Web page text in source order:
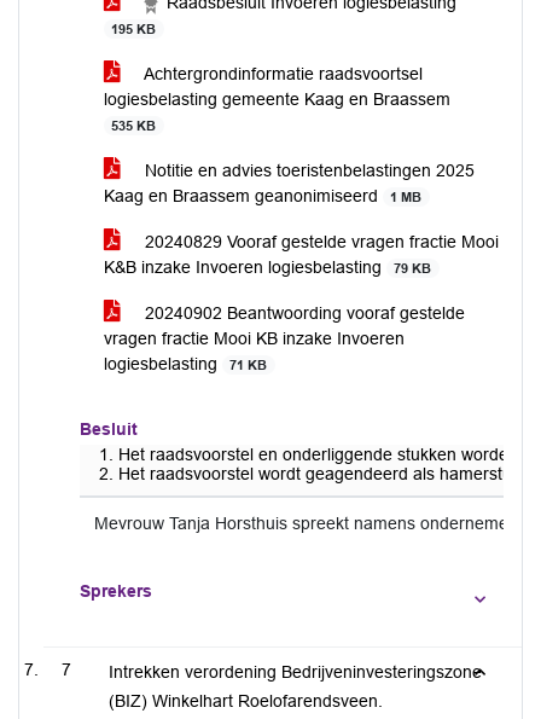
195 KB
Achtergrondinformatie raadsvoortsel
logiesbelasting gemeente Kaag en Braassem
535 KB
Notitie en advies toeristenbelastingen 2025
Kaag en Braassem geanonimiseerd
1 MB
20240829 Vooraf gestelde vragen fractie Mooi
K&B inzake Invoeren logiesbelasting
79 KB
20240902 Beantwoording vooraf gestelde
vragen fractie Mooi KB inzake Invoeren
logiesbelasting
71 KB
Besluit
Het raadsvoorstel en onderliggende stukken worden
Het raadsvoorstel wordt geagendeerd als hamerstuk.
Mevrouw Tanja Horsthuis spreekt namens ondernemers
Sprekers
7
Intrekken verordening Bedrijveninvesteringszone
(BIZ) Winkelhart Roelofarendsveen.